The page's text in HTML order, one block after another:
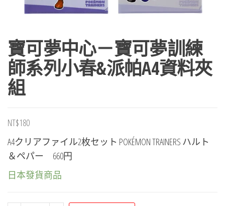
寶可夢中心－寶可夢訓練
師系列小春&派帕A4資料夾
組
NT$180
A4クリアファイル2枚セット POKÉMON TRAINERS ハルト
＆ペパー 660円
日本發貨商品